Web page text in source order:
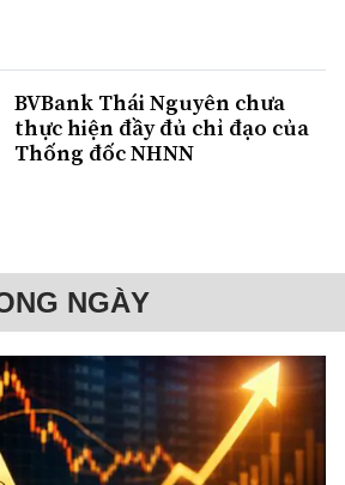
BVBank Thái Nguyên chưa
thực hiện đầy đủ chỉ đạo của
Thống đốc NHNN
NGÀY